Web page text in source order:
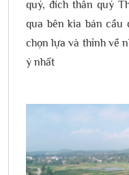
quý, đích thân quý
qua bên kia bán cầu
chọn lựa và thỉnh về
ý nhất